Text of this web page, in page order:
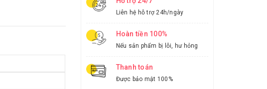
Liên hệ hỗ trợ 24h/ngày
Hoàn tiền 100%
Nếu sản phẩm bị lỗi, hư hỏng
Thanh toán
Được bảo mật 100%